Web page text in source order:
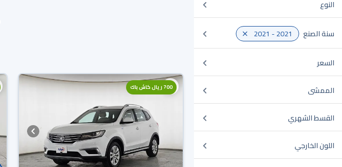
النوع
سنة الصنع 2021 - 2021
السعر
الممشى
القسط الشهري
اللون الخارجي
700 ريال كاش باك